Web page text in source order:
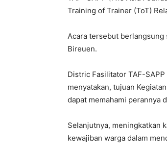
Training of Trainer (ToT)
Acara tersebut berlangsung
Bireuen.
Distric Fasilitator TAF-
menyatakan, tujuan
dapat memahami perannya
Selanjutnya, meningkatkan
kewajiban warga dalam